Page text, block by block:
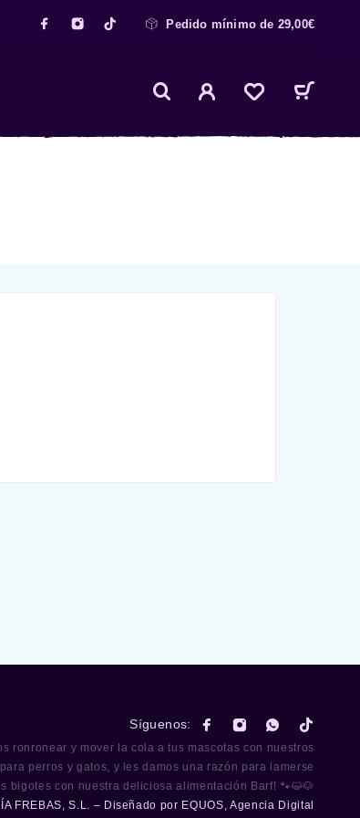
Pedido mínimo de 29,00€
Síguenos:
ronronear y mover la cola a tus mascotas con nuestros
perros y gatos, y les damos una razón para lamerse
bigotes con nuestra deliciosa alimentación Barf! 🐾😺🐶
FREBAS, S.L. – Diseñado por EQUOS, Agencia Digital